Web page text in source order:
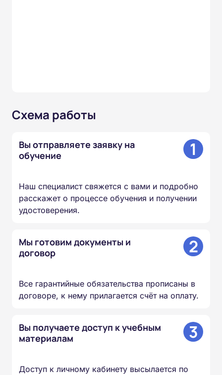
Схема работы
Вы отправляете заявку на
обучение
1
Наш специалист свяжется с вами и подробно
расскажет о процессе обучения и получении
удостоверения.
Мы готовим документы и
договор
2
Все гарантийные обязательства прописаны в
договоре, к нему прилагается счёт на оплату.
Вы получаете доступ к учебным
материалам
3
Доступ к личному кабинету высылается по